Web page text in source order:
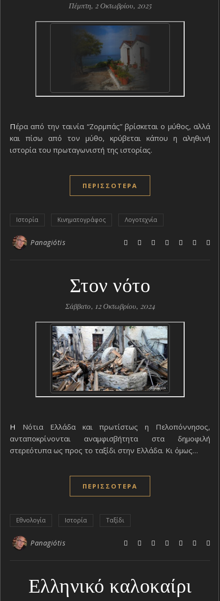
Πέμπτη, 2 Οκτωβρίου, 2025
Πέρα από την ταινία “Ζορμπάς” βρίσκεται ο μύθος, αλλά
και πίσω από τον μύθο, κρύβεται κάπου η αληθινή
ιστορία του πρωταγωνιστή της ιστορίας.
ΠΕΡΙΣΣΌΤΕΡΑ
Ιστορία Κινηματογράφος Λογοτεχνία
Panagiótis
Στον νότο
Σάββατο, 12 Οκτωβρίου, 2024
Η Νότια Ελλάδα και πρωτίστως η Πελοπόννησος,
ανταποκρίνονται αναμφισβήτητα στα δημοφιλή
στερεότυπα ως προς το ταξίδι στην Ελλάδα. Κι όμως…
ΠΕΡΙΣΣΌΤΕΡΑ
Εθνολογία Ιστορία Ταξίδι
Panagiótis
Ελληνικό καλοκαίρι